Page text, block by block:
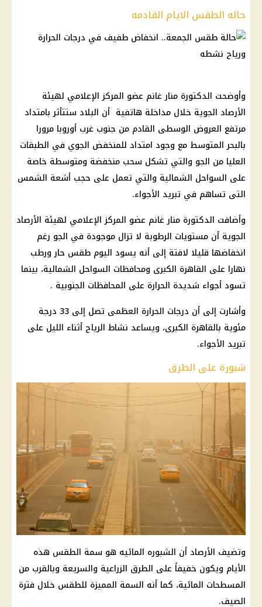
حاله الطقس الايام القادمه
وأوضحت الدكتورة منار غانم عضو المركز الإعلامي لهيئة
الأرصاد الجوية خلال مداخلة هاتفية أن البلاد ستتأثر بامتداد
مرتفع العروض الوسطى القادم من جنوب غرب أوروبا مرورا
بالبحر المتوسط مع وجود امتداد للمنخفض الجوي في الطبقات
العليا من الجو والتي تشكل سحب منخفضة ومتوسطة خاصة
على السواحل الشمالية والتي تعمل على حجب أشعة الشمس
التى تساهم في تبريد الأجواء.
وأضافت الدكتورة منار غانم عضو المركز الإعلامي لهيئة الأرصاد
الجوية أن مستويات الرطوبة لا تزال موجودة في الجو رغم
انخفاضها قليلا لافتة إلى أنه يسود اليوم طقس حار ورطب
نهارا على القاهرة الكبرى ومحافظات السواحل الشمالية، بينما
تسود أجواء شديدة الحرارة على المحافظات الجنوبية .
وأشارت إلى أن درجات الحرارة العظمى تصل إلى 33 درجة
مئوية بالقاهرة الكبرى، ويساعد نشاط الرياح أثناء الليل على
تبريد الأجواء.
شبورة على الطرق
وتضيف الأرصاد أن الشبوره المائيه هو سمة الطقس هذه
الأيام ويكون خفيفاً على الطرق الزراعية والسريعة وبالقرب من
المسطحات المائية، كما أنه السمة المميزة للطقس خلال فترة
الصيف.